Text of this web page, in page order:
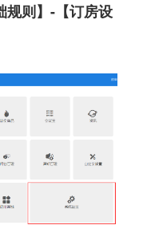
规则】-【订房设